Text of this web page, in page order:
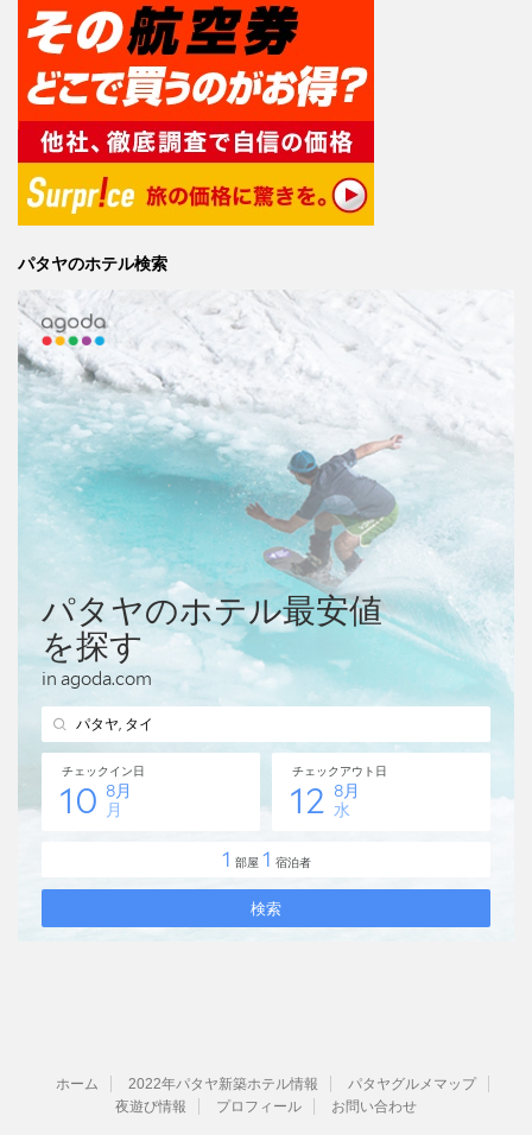
パタヤのホテル検索
ホーム 2022年パタヤ新築ホテル情報
パタヤグルメマップ
夜遊び情報
プロフィール お問い合わせ